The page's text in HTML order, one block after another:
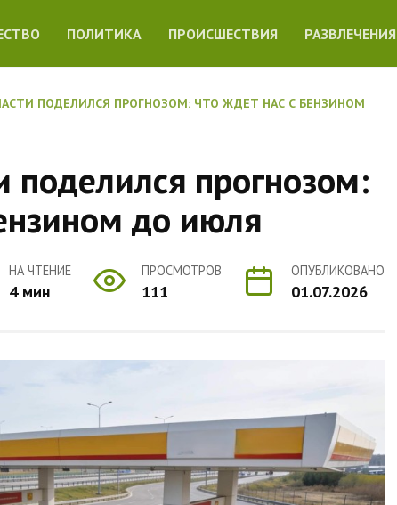
ПОЛИТИКА ПРОИСШЕСТВИЯ РАЗВЛЕЧЕНИЯ
ПОДЕЛИЛСЯ ПРОГНОЗОМ: ЧТО ЖДЕТ НАС С БЕНЗИНОМ
поделился прогнозом:
до июля
НА ЧТЕНИЕ
4 мин
ПРОСМОТРОВ
111
ОПУБЛИКОВАНО
01.07.2026